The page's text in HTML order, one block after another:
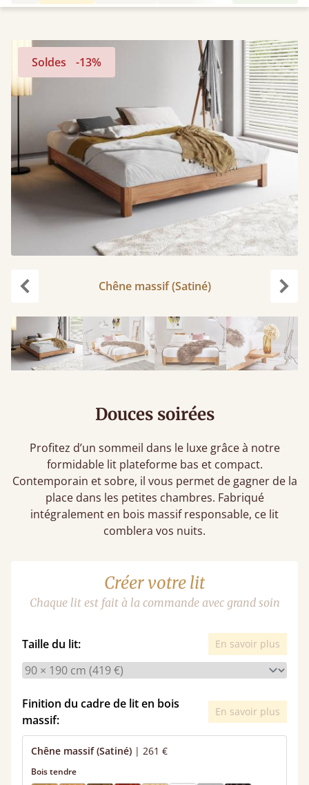
Soldes -13%
Chêne massif (Satiné)
Douces soirées
Profitez d’un sommeil dans le luxe grâce à notre
formidable lit plateforme bas et compact.
Contemporain et sobre, il vous permet de gagner de la
place dans les petites chambres. Fabriqué
intégralement en bois massif responsable, ce lit
comblera vos nuits.
Créer votre lit
Chaque lit est fait à la commande avec grand soin
Taille du lit: En savoir plus
Finition du cadre de lit en bois
massif:
En savoir plus
Chêne massif (Satiné) | 261 €
Bois tendre